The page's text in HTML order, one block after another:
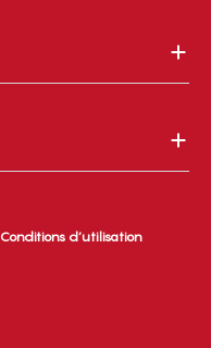
Conditions d’utilisation